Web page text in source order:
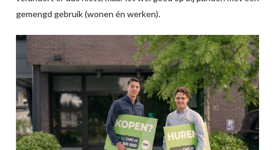
gemengd gebruik (wonen én werken).